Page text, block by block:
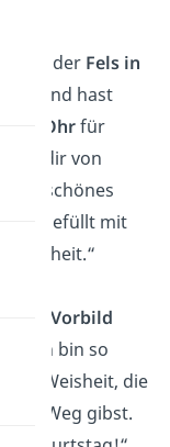
bist der Fels in
und hast
Ohrfür
dir von
gefüllt mit
Vorbild
. Ich bin so
die Weisheit, die
den Weg gibst.